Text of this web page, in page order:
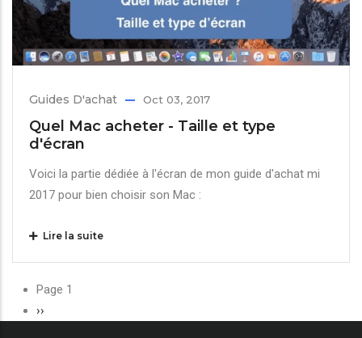
Guides D'achat Oct 03, 2017
Quel Mac acheter - Taille et type
d'écran
Voici la partie dédiée à l'écran de mon guide d'achat mi
2017 pour bien choisir son Mac :
Lire la suite
Pagination
Page 1
Page
››